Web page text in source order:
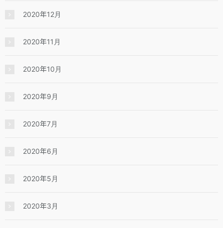
2020年12月
2020年11月
2020年10月
2020年9月
2020年7月
2020年6月
2020年5月
2020年3月